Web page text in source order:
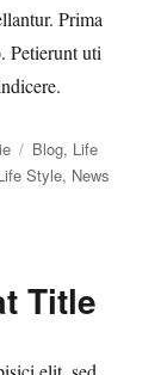
Prima
Petierunt uti
Kategorien
Blog, Life
Style, News
Title